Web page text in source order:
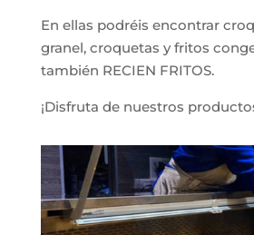
En ellas podréis encontrar
granel, croquetas y fritos
también RECIEN FRITOS.
¡Disfruta de nuestros